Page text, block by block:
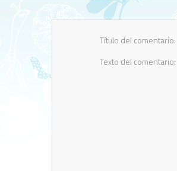
Título del comentario:
Texto del comentario: